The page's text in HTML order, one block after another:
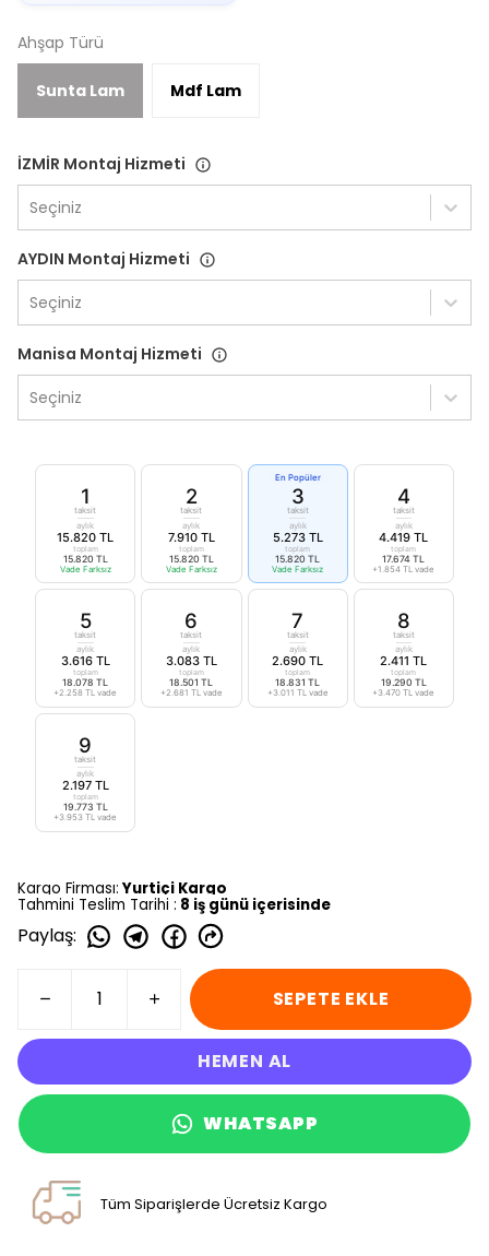
Ahşap Türü
Sunta Lam Mdf Lam
İZMİR Montaj Hizmeti
Seçiniz
AYDIN Montaj Hizmeti
Seçiniz
Manisa Montaj Hizmeti
Seçiniz
1
taksit
aylık
15.820 TL
toplam
15.820 TL
Vade Farksız
2
taksit
aylık
7.910 TL
toplam
15.820 TL
Vade Farksız
En Popüler
3
taksit
aylık
5.273 TL
toplam
15.820 TL
Vade Farksız
4
taksit
aylık
4.419 TL
toplam
17.674 TL
+1.854 TL vade
5
taksit
aylık
3.616 TL
toplam
18.078 TL
+2.258 TL vade
6
taksit
aylık
3.083 TL
toplam
18.501 TL
+2.681 TL vade
7
taksit
aylık
2.690 TL
toplam
18.831 TL
+3.011 TL vade
8
taksit
aylık
2.411 TL
toplam
19.290 TL
+3.470 TL vade
9
taksit
aylık
2.197 TL
toplam
19.773 TL
+3.953 TL vade
Kargo Firması: Yurtiçi Kargo
Tahmini Teslim Tarihi : 8 iş günü içerisinde
Paylaş:
SEPETE EKLE
HEMEN AL
WHATSAPP
Tüm Siparişlerde Ücretsiz Kargo